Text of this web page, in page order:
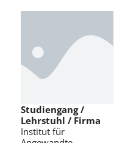
Studiengang /
Lehrstuhl / Firma
Institut für